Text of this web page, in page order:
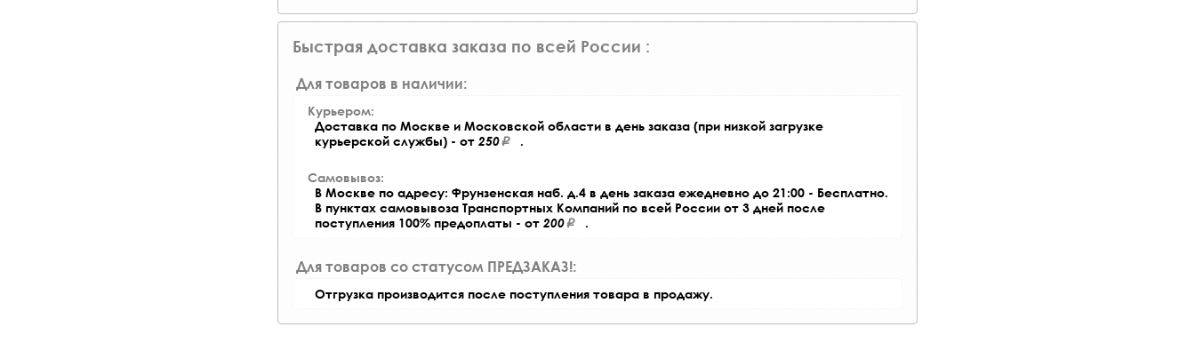
Быстрая доставка заказа по всей России :
Для товаров в наличии:
Курьером:
Доставка по Москве и Московской области в день заказа (при низкой загрузке
курьерской службы) - от 250 .
Самовывоз:
В Москве по адресу: Фрунзенская наб. д.4 в день заказа ежедневно до 21:00 - Бесплатно.
В пунктах самовывоза Транспортных Компаний по всей России от 3 дней после
поступления 100% предоплаты - от 200 .
Для товаров со статусом ПРЕДЗАКАЗ!:
Отгрузка производится после поступления товара в продажу.